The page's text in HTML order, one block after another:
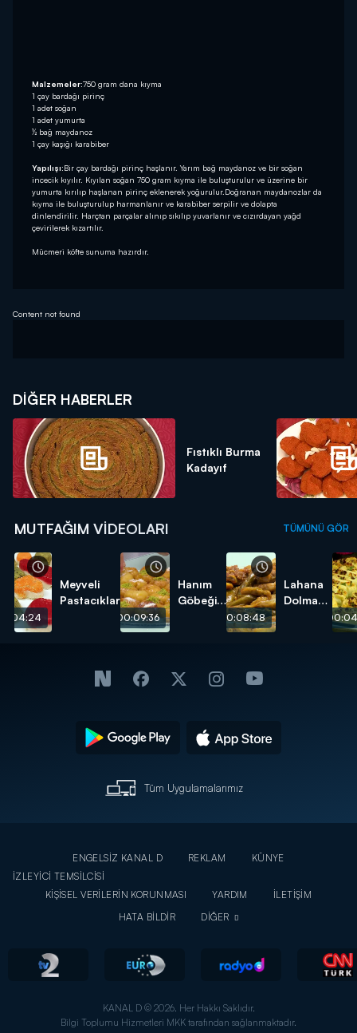
Malzemeler:750 gram dana kıyma
1 çay bardağı pirinç
1 adet soğan
1 adet yumurta
½ bağ maydanoz
1 çay kaşığı karabiber
Yapılışı:Bir çay bardağı pirinç haşlanır. Yarım bağ maydanoz ve bir soğan
incecik kıyılır. Kıyılan soğan 750 gram kıyma ile buluşturulur ve üzerine bir
yumurta kırılıp haşlanan pirinç eklenerek yoğurulur.Doğranan maydanozlar da
kıyma ile buluşturulup harmanlanır ve karabiber serpilir ve dolapta
dinlendirilir. Harçtan parçalar alınıp sıkılıp yuvarlanır ve cızırdayan yağd
çevirilerek kızartılır.
Mücmeri köfte sunuma hazırdır.
Content not found
DIĞER HABERLER
Fıstıklı Burma
Kadayıf
MUTFAĞIM VIDEOLARI TÜMÜNÜ GÖR
Meyveli
Pastacıklar
00:09:36
Hanım
Göbeği
00:08:48
Lahana
Dolması
Tüm Uygulamalarımız
ENGELSİZ KANAL D REKLAM
KÜNYE
İZLEYİCİ TEMSİLCİSİ
KİŞİSEL VERİLERİN KORUNMASI
YARDIM
İLETİŞİM
HATA BİLDİR
DİĞER
KANAL D © 2026. Her Hakkı Saklıdır.
Bilgi Toplumu Hizmetleri MKK tarafından sağlanmaktadır.